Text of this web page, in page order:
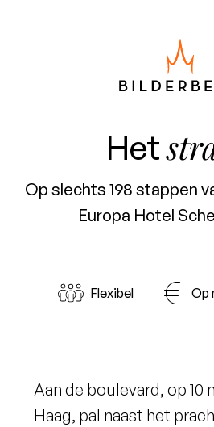
Het
Op slechts 198 stappen
Europa Hotel
Flexibel Op
Aan de boulevard, op 10
Haag, pal naast het